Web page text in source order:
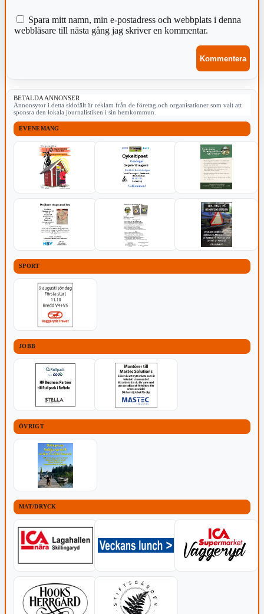
Spara mitt namn, min e-postadress och webbplats i denna
webbläsare till nästa gång jag skriver en kommentar.
BETALDA ANNONSER
Annonsytor i detta sidofält är reklam från de företag och organisationer som valt att
sponsra den lokala journalistiken i sin hemkommun.
EVENEMANG
SPORT
JOBB
ÖVRIGT
MAT/DRYCK